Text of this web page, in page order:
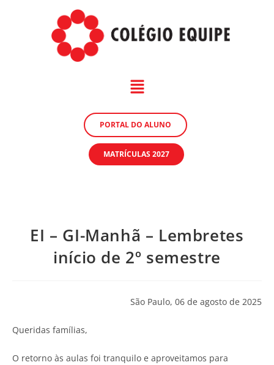
PORTAL DO ALUNO
MATRÍCULAS 2027
EI – GI-Manhã – Lembretes
início de 2º semestre
São Paulo, 06 de agosto de 2025
Queridas famílias,
O retorno às aulas foi tranquilo e aproveitamos para